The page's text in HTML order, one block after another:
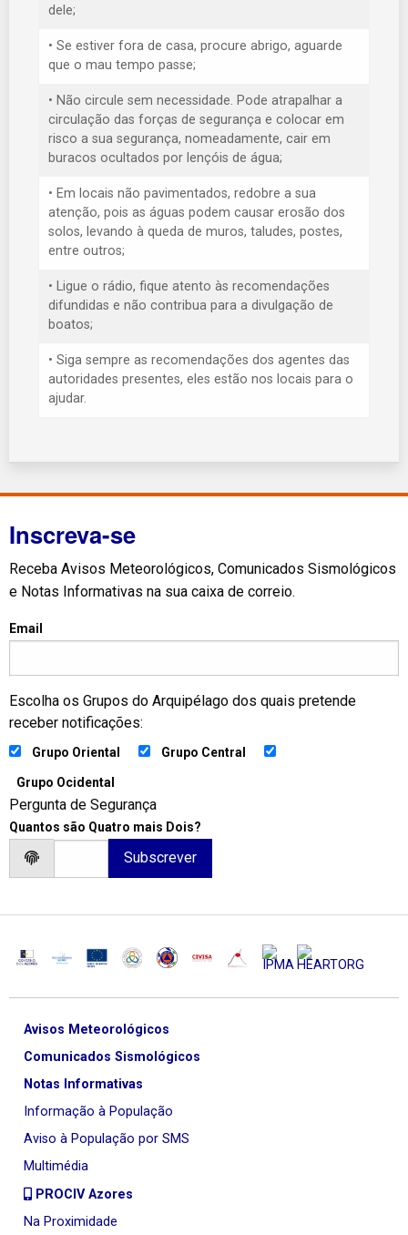
dele;
• Se estiver fora de casa, procure abrigo, aguarde
que o mau tempo passe;
• Não circule sem necessidade. Pode atrapalhar a
circulação das forças de segurança e colocar em
risco a sua segurança, nomeadamente, cair em
buracos ocultados por lençóis de água;
• Em locais não pavimentados, redobre a sua
atenção, pois as águas podem causar erosão dos
solos, levando à queda de muros, taludes, postes,
entre outros;
• Ligue o rádio, fique atento às recomendações
difundidas e não contribua para a divulgação de
boatos;
• Siga sempre as recomendações dos agentes das
autoridades presentes, eles estão nos locais para o
ajudar.
Inscreva-se
Receba Avisos Meteorológicos, Comunicados Sismológicos
e Notas Informativas na sua caixa de correio.
Email
Escolha os Grupos do Arquipélago dos quais pretende
receber notificações:
Grupo Oriental Grupo Central
Grupo Ocidental
Pergunta de Segurança
Quantos são Quatro mais Dois?
Avisos Meteorológicos
Comunicados Sismológicos
Notas Informativas
Informação à População
Aviso à População por SMS
Multimédia
PROCIV Azores
Na Proximidade